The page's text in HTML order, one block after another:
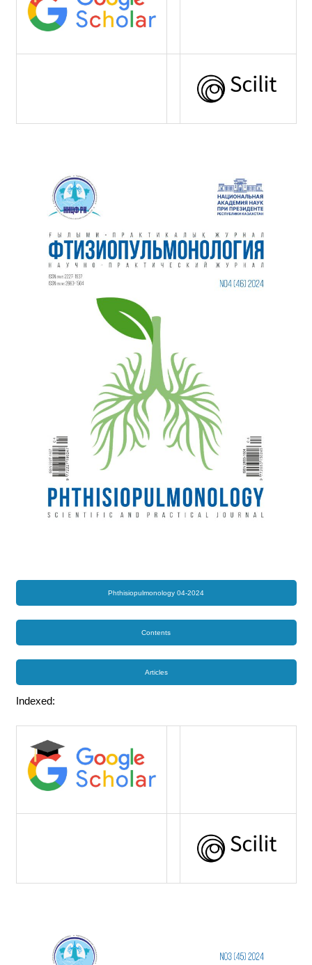
Phthisiopulmonology 04-2024
Contents
Articles
Indexed: